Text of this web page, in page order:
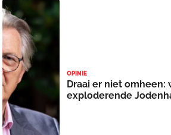
OPINIE
Draai er niet omheen:
exploderende